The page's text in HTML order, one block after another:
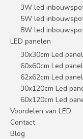
3W led
5W led
8W led
LED panelen
30x30cm Led
60x60cm Led
62x62cm Led
30x120cm Led
60x120cm Led
Voordelen van LED
Contact
Blog